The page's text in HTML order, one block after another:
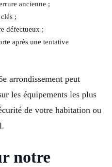
ancienne ;
;
défectueux ;
après une tentative
arrondissement peut
les équipements les plus
de votre habitation ou
notre